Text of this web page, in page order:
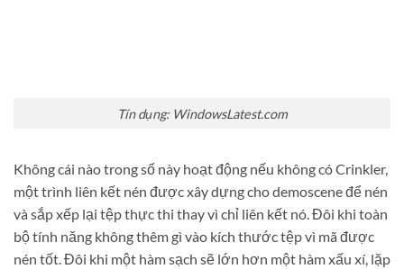
Tín dụng: WindowsLatest.com
Không cái nào trong số này hoạt động nếu không có Crinkler,
một trình liên kết nén được xây dựng cho demoscene để nén
và sắp xếp lại tệp thực thi thay vì chỉ liên kết nó. Đôi khi toàn
bộ tính năng không thêm gì vào kích thước tệp vì mã được
nén tốt. Đôi khi một hàm sạch sẽ lớn hơn một hàm xấu xí, lặp